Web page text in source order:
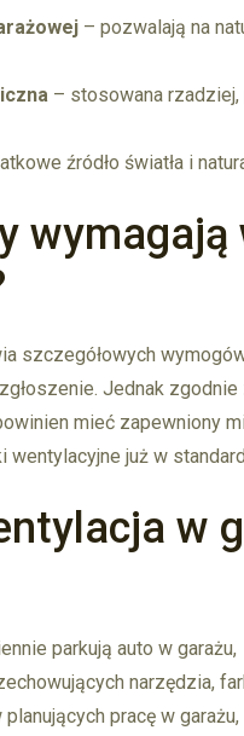
– pozwalają na
– stosowana rzadziej,
źródło światła i
szczegółowych
Jednak
mieć zapewniony
wentylacyjne już w
w
parkują auto w garażu,
narzędzia,
pracę w garażu,